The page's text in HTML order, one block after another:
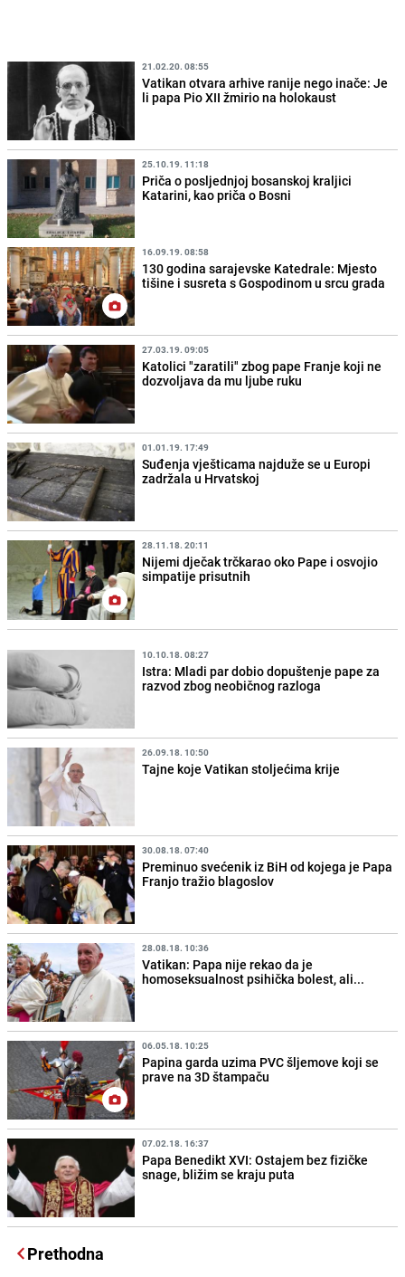
21.02.20. 08:55
Vatikan otvara arhive ranije nego inače: Je
li papa Pio XII žmirio na holokaust
25.10.19. 11:18
Priča o posljednjoj bosanskoj kraljici
Katarini, kao priča o Bosni
16.09.19. 08:58
130 godina sarajevske Katedrale: Mjesto
tišine i susreta s Gospodinom u srcu grada
27.03.19. 09:05
Katolici "zaratili" zbog pape Franje koji ne
dozvoljava da mu ljube ruku
01.01.19. 17:49
Suđenja vješticama najduže se u Europi
zadržala u Hrvatskoj
28.11.18. 20:11
Nijemi dječak trčkarao oko Pape i osvojio
simpatije prisutnih
10.10.18. 08:27
Istra: Mladi par dobio dopuštenje pape za
razvod zbog neobičnog razloga
26.09.18. 10:50
Tajne koje Vatikan stoljećima krije
30.08.18. 07:40
Preminuo svećenik iz BiH od kojega je Papa
Franjo tražio blagoslov
28.08.18. 10:36
Vatikan: Papa nije rekao da je
homoseksualnost psihička bolest, ali...
06.05.18. 10:25
Papina garda uzima PVC šljemove koji se
prave na 3D štampaču
07.02.18. 16:37
Papa Benedikt XVI: Ostajem bez fizičke
snage, bližim se kraju puta
Prethodna